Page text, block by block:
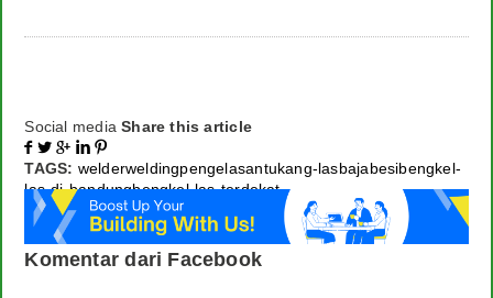
Social media Share this article
    
TAGS: welderweldingpengelasantukang-lasbajabesibengkel-
las-di-bandungbengkel-las-terdekat
Komentar dari Facebook